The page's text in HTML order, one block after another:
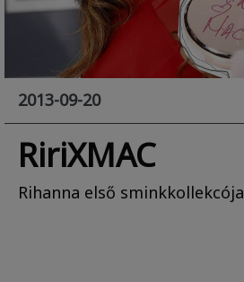
2013-09-20
RiriXMAC
Rihanna első sminkkollekcója